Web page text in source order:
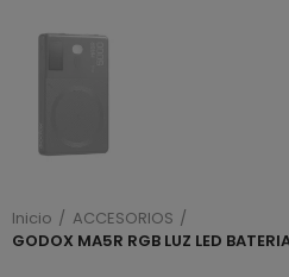
Inicio
ACCESORIOS
GODOX MA5R RGB LUZ LED